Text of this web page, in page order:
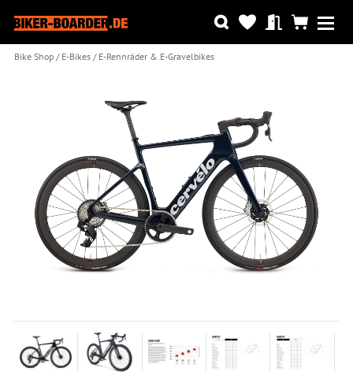
Bike Shop E-Bikes E-Rennräder & E-Gravelbikes